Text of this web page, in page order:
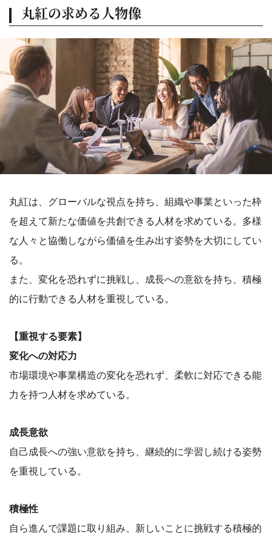
丸紅の求める人物像
丸紅は、グローバルな視点を持ち、組織や事業といった枠
を超えて新たな価値を共創できる人材を求めている。多様
な人々と協働しながら価値を生み出す姿勢を大切にしてい
る。
また、変化を恐れずに挑戦し、成長への意欲を持ち、積極
的に行動できる人材を重視している。
【重視する要素】
変化への対応力
市場環境や事業構造の変化を恐れず、柔軟に対応できる能
力を持つ人材を求めている。
成長意欲
自己成長への強い意欲を持ち、継続的に学習し続ける姿勢
を重視している。
積極性
自ら進んで課題に取り組み、新しいことに挑戦する積極的